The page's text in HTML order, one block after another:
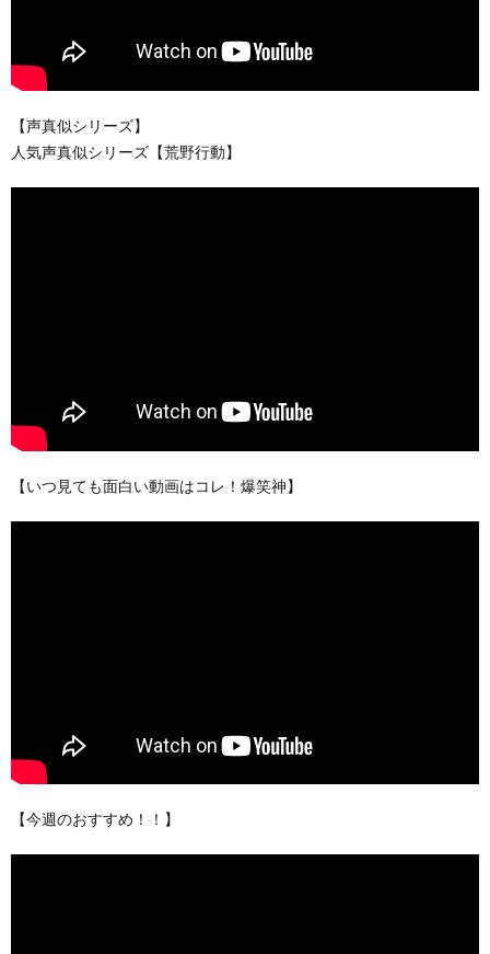
【声真似シリーズ】
人気声真似シリーズ【荒野行動】
【いつ見ても面白い動画はコレ！爆笑神】
【今週のおすすめ！！】